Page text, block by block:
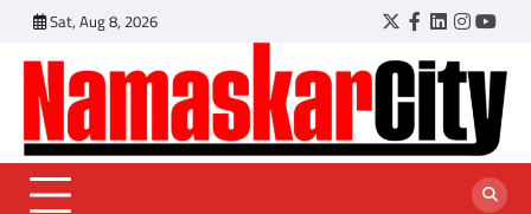
content
Sat, Aug 8, 2026 Twitter
Facebook
LinkedIn